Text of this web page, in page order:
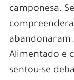
camponesa.
abandonaram.
Alimentado e
sentou-se